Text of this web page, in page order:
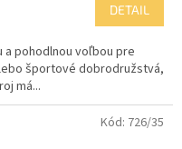
DETAIL
pohodlnou voľbou pre
športové dobrodružstvá,
má...
Kód: 726/35